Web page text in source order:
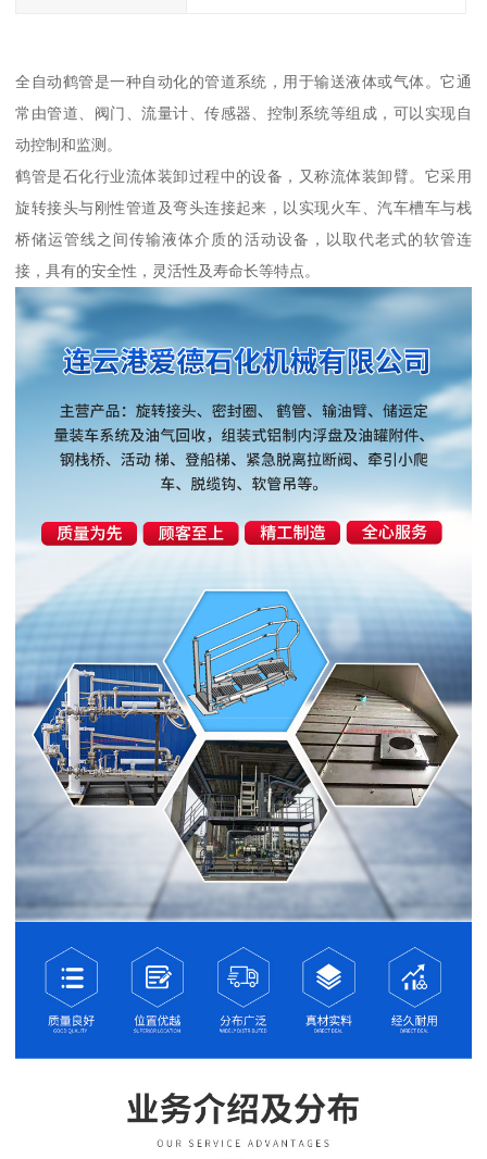
全自动鹤管是一种自动化的管道系统，用于输送液体或气体。它通
常由管道、阀门、流量计、传感器、控制系统等组成，可以实现自
动控制和监测。
鹤管是石化行业流体装卸过程中的设备，又称流体装卸臂。它采用
旋转接头与刚性管道及弯头连接起来，以实现火车、汽车槽车与栈
桥储运管线之间传输液体介质的活动设备，以取代老式的软管连
接，具有的安全性，灵活性及寿命长等特点。